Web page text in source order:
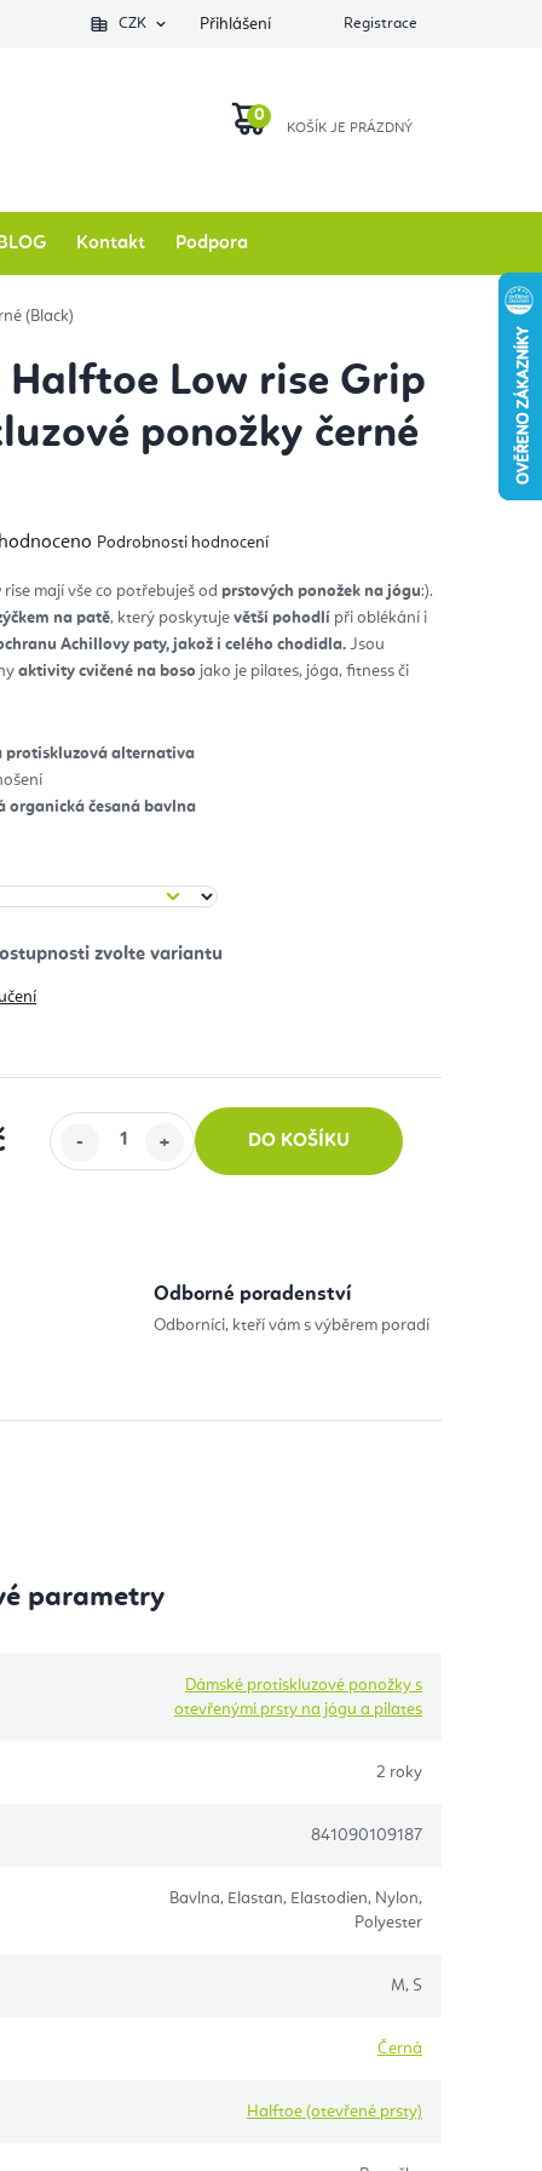
Podlozkynajogu.cz Zkontrolovat stav objednávky O nás
CZK Přihlášení Registrace
KOŠÍK
Kontakt Podpora
(Black)
Halftoe Low rise Grip
ponožky černé
Podrobnosti hodnocení
mají vše co potřebuješ odprstových ponožek na jógu:).
na patě, který poskytujevětší pohodlí při oblékání i
Achillovy paty, jakož i celého chodidla. Jsou
aktivity cvičené na boso jako je pilates, jóga, fitness či
protiskluzová alternativa
organická česaná bavlna
DO KOŠÍKU
Odborné poradenství
Odborníci, kteří vám s výběrem poradí
parametry
Dámské protiskluzové ponožky s
otevřenými prsty na jógu a pilates
2 roky
841090109187
Bavlna, Elastan, Elastodien, Nylon,
Polyester
M, S
Černá
Halftoe (otevřené prsty)